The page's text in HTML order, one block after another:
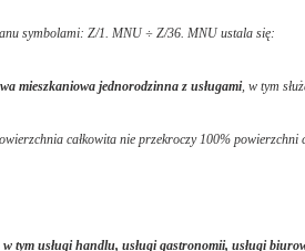
symbolami: Z/1. MNU ÷ Z/36. MNU ustala się:
mieszkaniowa jednorodzinna z usługami, w tym
całkowita nie przekroczy 100% powierzchni
w tym usługi handlu, usługi gastronomii, usługi